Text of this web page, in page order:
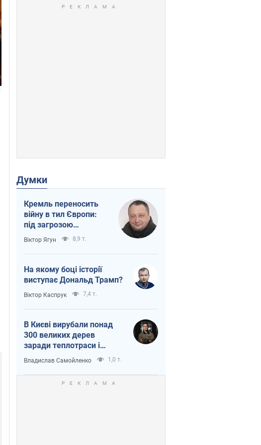
Думки
Кремль переносить
війну в тил Європи:
під загрозою
критична логістика
Віктор Ягун 8,9 т.
На якому боці історії
виступає Дональд Трамп?
Віктор Каспрук 7,4 т.
В Києві вирубали понад
300 великих дерев
заради теплотраси і
всупереч Генплану
Владислав Самойленко 1,0 т.